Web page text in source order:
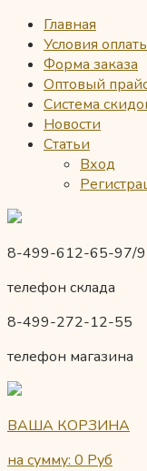
Главная
Условия
Форма заказа
Оптовый
Система
Новости
Статьи
Вход
8-499-612-65-97/
телефон склада
8-499-272-12-55
телефон магазина
ВАША КОРЗИНА
на сумму: 0 Руб